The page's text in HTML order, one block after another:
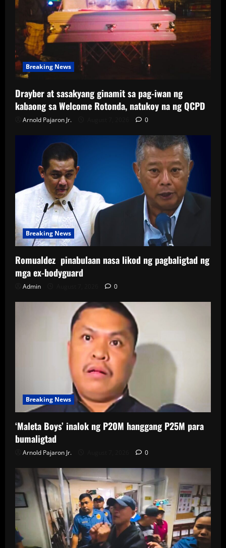
Breaking News
Drayber at sasakyang ginamit sa pag-iwan ng
kabaong sa Welcome Rotonda, natukoy na ng QCPD
Arnold Pajaron Jr. 0
Breaking News
Romualdez pinabulaan nasa likod ng pagbaligtad ng
mga ex-bodyguard
Admin 0
Breaking News
‘Maleta Boys’ inalok ng P20M hanggang P25M para
bumaligtad
Arnold Pajaron Jr. 0